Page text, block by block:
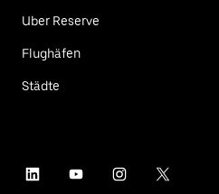
Uber Reserve
Flughäfen
Städte